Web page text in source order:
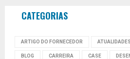
CATEGORIAS
ARTIGO DO FORNECEDOR ATUALIDADES
BLOG CARREIRA CASE